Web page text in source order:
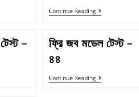
Continue Reading
–
ফ্রি জব মডেল টেস্ট –
৪৪
Continue Reading